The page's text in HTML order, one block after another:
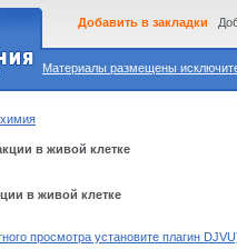
Материалы размещены
Добавить в закладки
химия
в живой клетке
в живой клетке
просмотра установите плагин